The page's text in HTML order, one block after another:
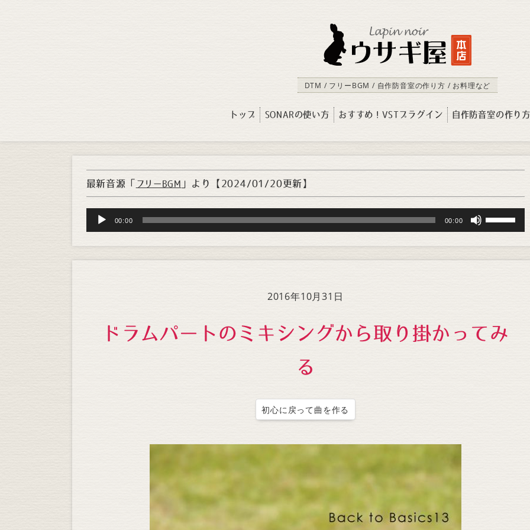
DTM / フリーBGM / 自作防音室の作り方 / お料理など
トップ SONARの使い方 おすすめ！VSTプラグイン 自作防音室の作り
最新音源「 フリーBGM 」より 【2024/01/20更新】
Audio
Player
00:00 00:00
Up/Down
Arrow
keys
volume.
2016年10月31日
ドラムパートのミキシングから取り掛かってみ
る
初心に戻って曲を作る